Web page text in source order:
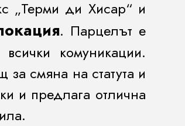
„Терми ди Хисар“ и
. Парцелът е
комуникации.
смяна на статута и
и предлага отлична